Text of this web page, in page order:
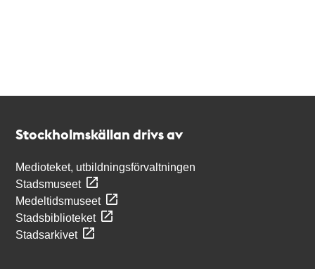
Stockholmskällan drivs av
Medioteket, utbildningsförvaltningen
Stadsmuseet
Medeltidsmuseet
Stadsbiblioteket
Stadsarkivet